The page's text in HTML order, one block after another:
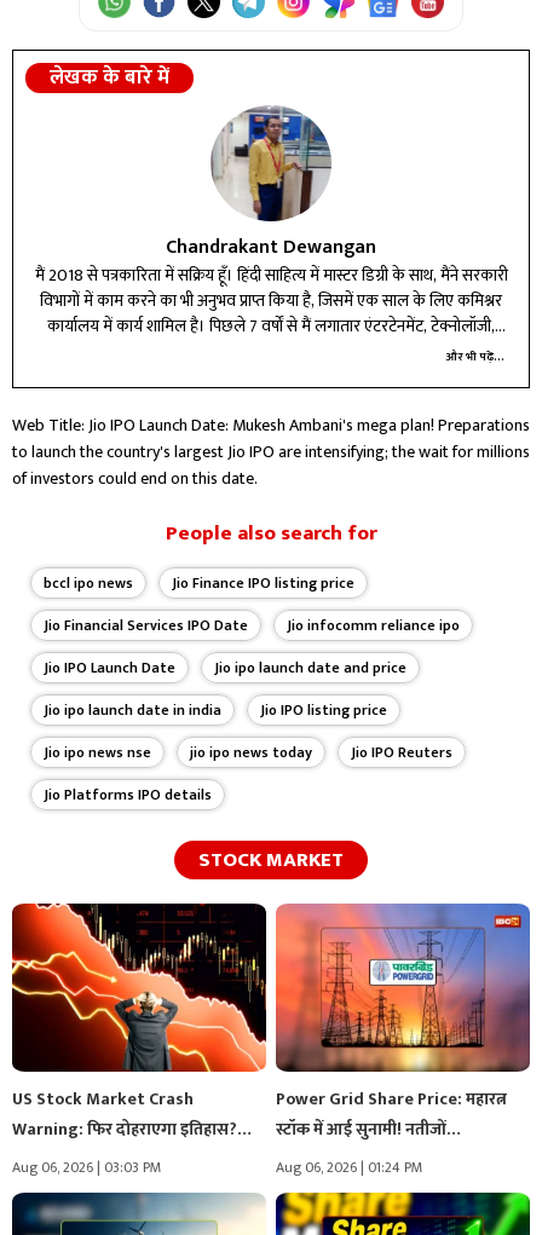
लेखक के बारे में
Chandrakant Dewangan
मैं 2018 से पत्रकारिता में सक्रिय हूँ। हिंदी साहित्य में मास्टर डिग्री के साथ, मैंने सरकारी
विभागों में काम करने का भी अनुभव प्राप्त किया है, जिसमें एक साल के लिए कमिश्नर
कार्यालय में कार्य शामिल है। पिछले 7 वर्षों से मैं लगातार एंटरटेनमेंट, टेक्नोलॉजी,
और भी पढ़ें...
Web Title: Jio IPO Launch Date: Mukesh Ambani's mega plan! Preparations
to launch the country's largest Jio IPO are intensifying; the wait for millions
of investors could end on this date.
People also search for
bccl ipo news
Jio Finance IPO listing price
Jio Financial Services IPO Date
Jio infocomm reliance ipo
Jio IPO Launch Date
Jio ipo launch date and price
Jio ipo launch date in india
Jio IPO listing price
Jio ipo news nse
jio ipo news today
Jio IPO Reuters
Jio Platforms IPO details
STOCK MARKET
US Stock Market Crash
Warning: फिर दोहराएगा इतिहास?…
माइकल बरी…
Aug 06, 2026 | 03:03 PM
Power Grid Share Price: महारत्न
स्टॉक में आई सुनामी! नतीजों…
Aug 06, 2026 | 01:24 PM